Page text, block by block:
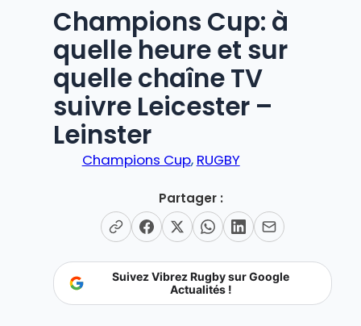
Champions Cup: à
quelle heure et sur
quelle chaîne TV
suivre Leicester –
Leinster
Champions Cup, RUGBY
Partager :
Suivez Vibrez Rugby sur Google
Actualités !